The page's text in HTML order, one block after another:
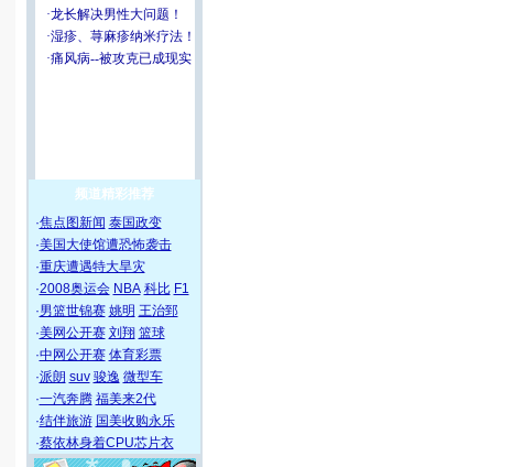
频道精彩推荐
·焦点图新闻 泰国政变
·美国大使馆遭恐怖袭击
·重庆遭遇特大旱灾
·2008奥运会 NBA 科比 F1
·男篮世锦赛 姚明 王治郅
·美网公开赛 刘翔 篮球
·中网公开赛 体育彩票
·派朗 suv 骏逸 微型车
·一汽奔腾 福美来2代
·结伴旅游 国美收购永乐
·蔡依林身着CPU芯片衣